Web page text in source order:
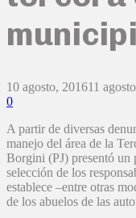
10 agosto, 201611
0
A partir de diversas
manejo del área de la
Borgini (PJ) presentó un
selección de los
establece –entre otras
de los abuelos de las